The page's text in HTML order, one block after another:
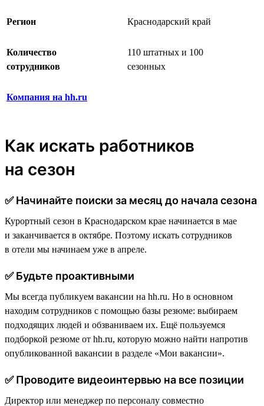
Регион Краснодарский край
Количество
сотрудников
110 штатных и 100
сезонных
Компания на hh.ru
Как искать работников
на сезон
✅ Начинайте поиски за месяц до начала сезона
Курортный сезон в Краснодарском крае начинается в мае
и заканчивается в октябре. Поэтому искать сотрудников
в отели мы начинаем уже в апреле.
✅ Будьте проактивными
Мы всегда публикуем вакансии на hh.ru. Но в основном
находим сотрудников с помощью базы резюме: выбираем
подходящих людей и обзваниваем их. Ещё пользуемся
подборкой резюме от hh.ru, которую можно найти напротив
опубликованной вакансии в разделе «Мои вакансии».
✅ Проводите видеоинтервью на все позиции
Директор или менеджер по персоналу совместно